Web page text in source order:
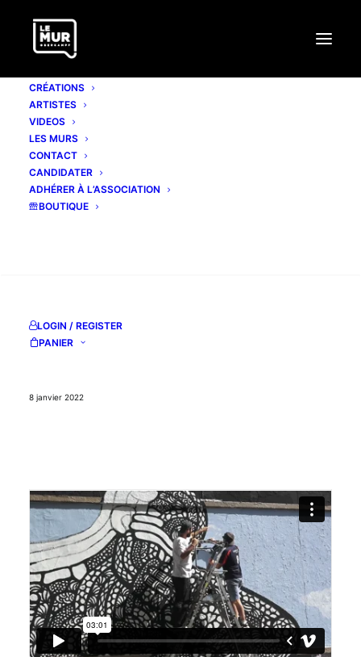
CRÉATIONS
ARTISTES
VIDEOS
LES MURS
CONTACT
CANDIDATER
ADHÉRER À L’ASSOCIATION
BOUTIQUE
LOGIN / REGISTER
PANIER
#342 JEANJEROME
8 janvier 2022